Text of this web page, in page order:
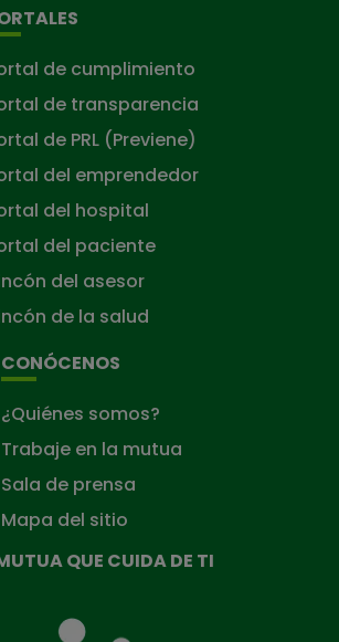
de cumplimiento
de transparencia
de PRL (Previene)
del emprendedor
del hospital
del paciente
del asesor
de la salud
CONÓCENOS
¿Quiénes somos?
Trabaje en la mutua
Sala de prensa
Mapa del sitio
QUE CUIDA DE TI
Mutua